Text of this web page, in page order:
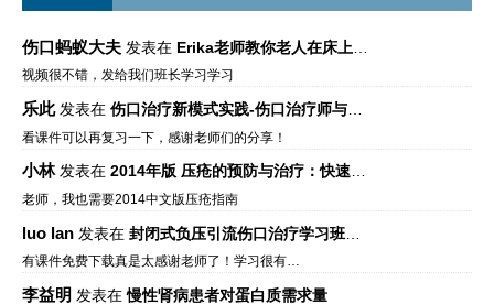
伤口蚂蚁大夫 发表在 Erika老师教你老人在床上如何左右翻身
视频很不错，发给我们班长学习学习
乐此发表在 伤口治疗新模式实践-伤口治疗师与伤口专科
看课件可以再复习一下，感谢老师们的分享！
小林发表在 2014年版 压疮的预防与治疗：快速参考指南 – 中文版、英文版、芬兰语版、葡萄牙语版
老师，我也需要2014中文版压疮指南
luo lan 发表在 封闭式负压引流伤口治疗学习班课件资料免费下载
有课件免费下载真是太感谢老师了！学习很有…
李益明 发表在慢性肾病患者对蛋白质需求量